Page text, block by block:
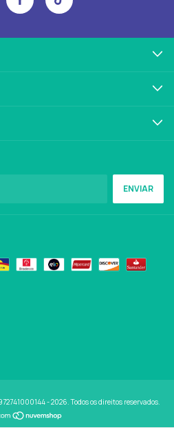
- 2026. Todos os direitos reservados.